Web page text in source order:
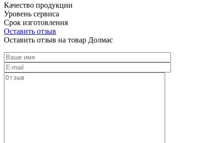
Качество продукции
Уровень сервиса
Срок изготовления
Оставить отзыв
Оставить отзыв на товар Долмас